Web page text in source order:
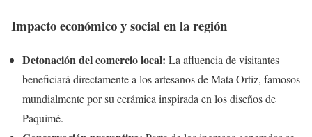
Impacto económico y social en la región
Detonación del comercio local: La afluencia de visitantes
beneficiará directamente a los artesanos de Mata Ortiz, famosos
mundialmente por su cerámica inspirada en los diseños de
Paquimé.